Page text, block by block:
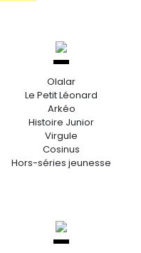
Olalar
Le Petit Léonard
Arkéo
Histoire Junior
Virgule
Cosinus
Hors-séries jeunesse